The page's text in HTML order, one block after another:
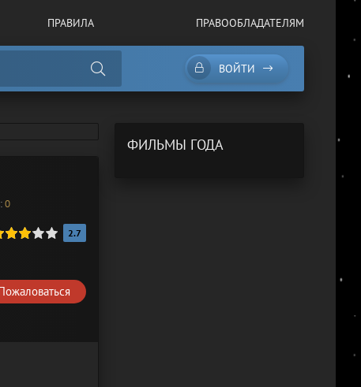
ПРАВИЛА ПРАВООБЛАДАТЕЛЯМ
ВОЙТИ
0
2.7
ФИЛЬМЫ ГОДА